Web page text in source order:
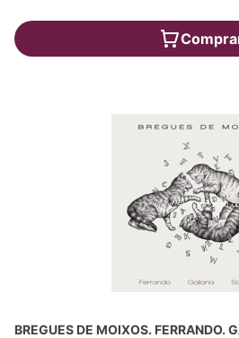
BREGUES DE MOIXOS. FERRANDO.